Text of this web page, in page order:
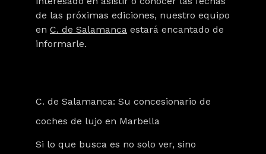
de las próximas ediciones, nuestro equipo
en C. de Salamanca estará encantado de
informarle.
C. de Salamanca: Su concesionario de
coches de lujo en Marbella
Si lo que busca es no solo ver, sino